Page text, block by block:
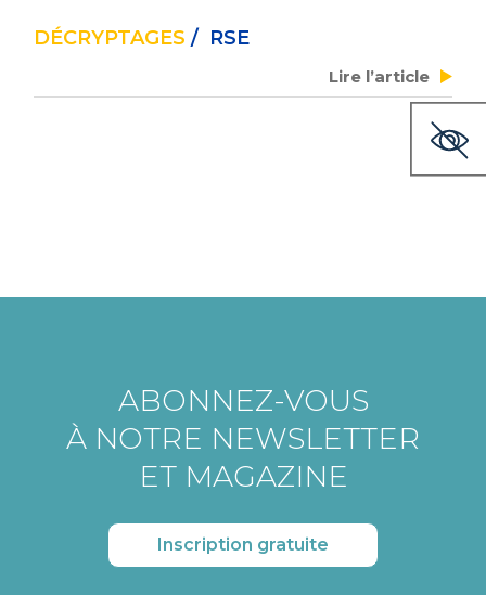
DÉCRYPTAGES / RSE
Lire l’article
ABONNEZ-VOUS
À NOTRE NEWSLETTER
ET MAGAZINE
Inscription gratuite